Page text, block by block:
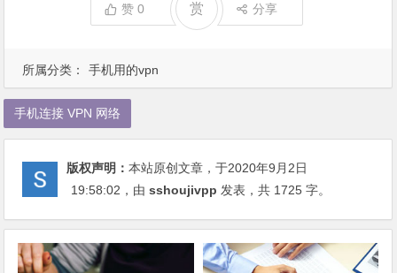
所属分类： 手机用的vpn
赞0 赏 分享
手机连接 VPN 网络
版权声明：本站原创文章，于2020年9月2日
19:58:02 ，由sshoujivpp 发表，共 1725 字。